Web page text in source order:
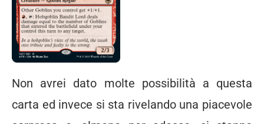
Non avrei dato molte possibilità a questa
carta ed invece si sta rivelando una piacevole